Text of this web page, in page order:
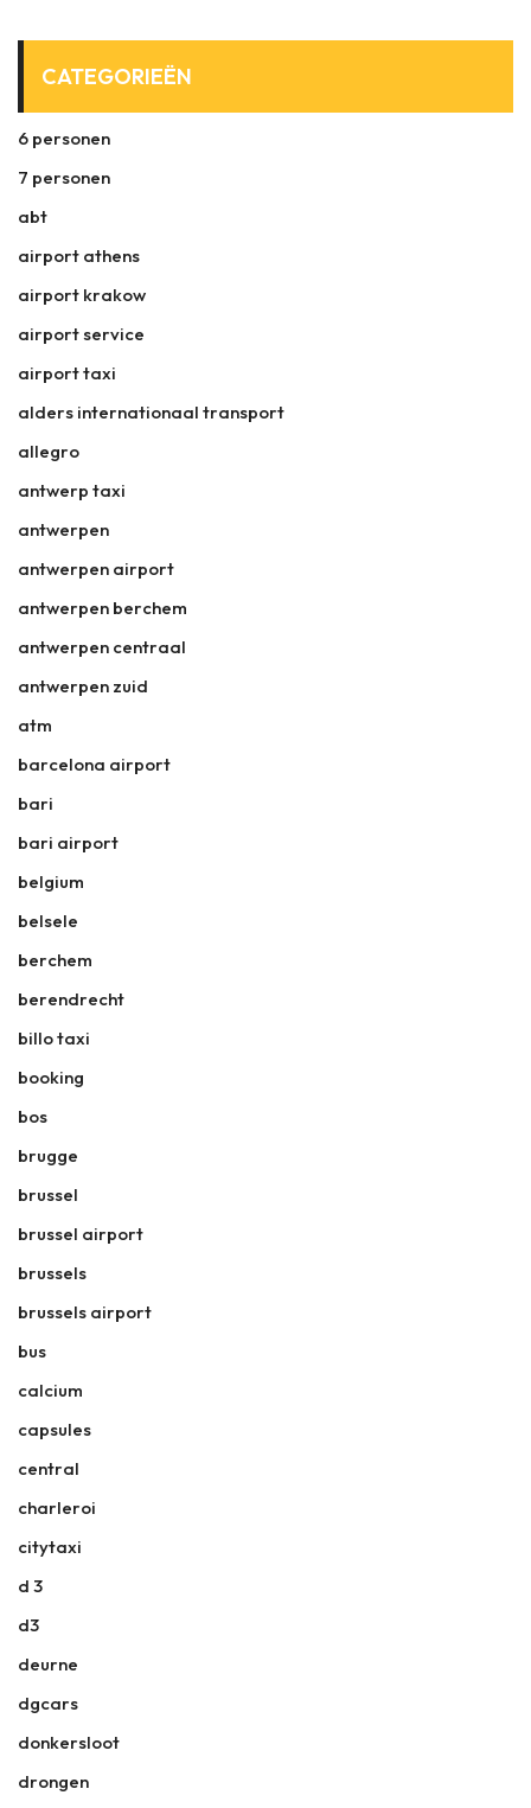
CATEGORIEËN
6 personen
7 personen
abt
airport athens
airport krakow
airport service
airport taxi
alders internationaal transport
allegro
antwerp taxi
antwerpen
antwerpen airport
antwerpen berchem
antwerpen centraal
antwerpen zuid
atm
barcelona airport
bari
bari airport
belgium
belsele
berchem
berendrecht
billo taxi
booking
bos
brugge
brussel
brussel airport
brussels
brussels airport
bus
calcium
capsules
central
charleroi
citytaxi
d 3
d3
deurne
dgcars
donkersloot
drongen